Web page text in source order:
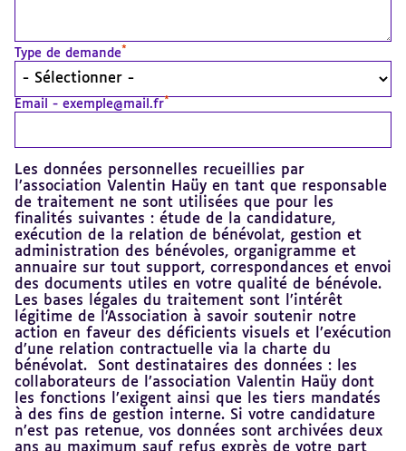
Type de demande *
Email - exemple@mail.fr*
Les données personnelles recueillies par
l’association Valentin Haüy en tant que responsable
de traitement ne sont utilisées que pour les
finalités suivantes : étude de la candidature,
exécution de la relation de bénévolat, gestion et
administration des bénévoles, organigramme et
annuaire sur tout support, correspondances et envoi
des documents utiles en votre qualité de bénévole.
Les bases légales du traitement sont l’intérêt
légitime de l’Association à savoir soutenir notre
action en faveur des déficients visuels et l’exécution
d’une relation contractuelle via la charte du
bénévolat. Sont destinataires des données : les
collaborateurs de l’association Valentin Haüy dont
les fonctions l’exigent ainsi que les tiers mandatés
à des fins de gestion interne. Si votre candidature
n’est pas retenue, vos données sont archivées deux
ans au maximum sauf refus exprès de votre part